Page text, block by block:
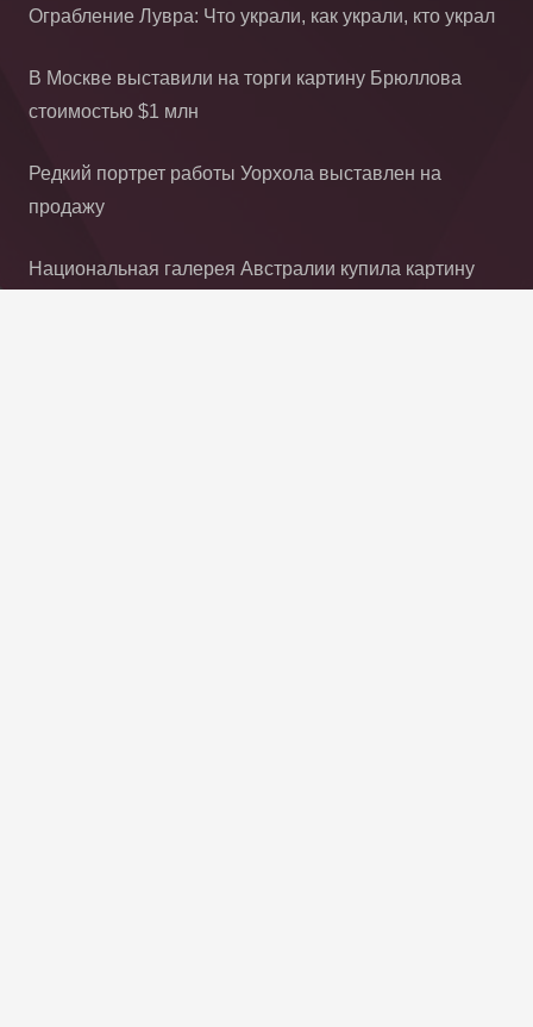
Ограбление Лувра: Что украли, как украли, кто украл
В Москве выставили на торги картину Брюллова
стоимостью $1 млн
Редкий портрет работы Уорхола выставлен на
продажу
Национальная галерея Австралии купила картину